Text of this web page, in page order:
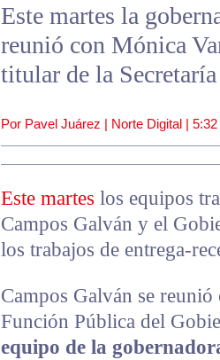
Este martes la
reunió con Mónica
titular de la
Por Pavel Juárez | Norte Digital |
Este martes los equipos
Campos Galván y el
los trabajos de entrega-
Campos Galván se
Función Pública del
equipo de la